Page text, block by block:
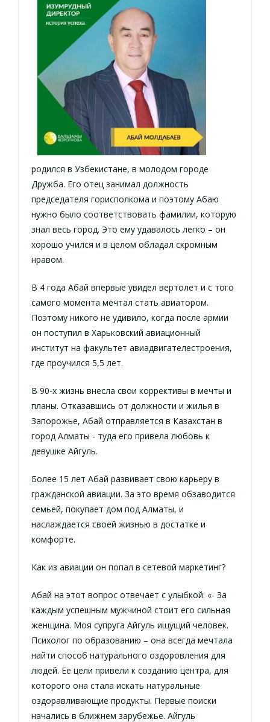
родился в Узбекистане, в молодом городе
Дружба. Его отец занимал должность
председателя горисполкома и поэтому Абаю
нужно было соответствовать фамилии, которую
знал весь город. Это ему удавалось легко – он
хорошо учился и в целом обладал скромным
нравом.
В 4 года Абай впервые увидел вертолет и с того
самого момента мечтал стать авиатором.
Поэтому никого не удивило, когда после армии
он поступил в Харьковский авиационный
институт на факультет авиадвигателестроения,
где проучился 5,5 лет.
В 90-х жизнь внесла свои коррективы в мечты и
планы. Отказавшись от должности и жилья в
Запорожье, Абай отправляется в Казахстан в
город Алматы - туда его привела любовь к
девушке Айгуль.
Более 15 лет Абай развивает свою карьеру в
гражданской авиации. За это время обзаводится
семьей, покупает дом под Алматы, и
наслаждается своей жизнью в достатке и
комфорте.
Как из авиации он попал в сетевой маркетинг?
Абай на этот вопрос отвечает с улыбкой: «- За
каждым успешным мужчиной стоит его сильная
женщина. Моя супруга Айгуль ищущий человек.
Психолог по образованию – она всегда мечтала
найти способ натурального оздоровления для
людей. Ее цели привели к созданию центра, для
которого она стала искать натуральные
оздоравливающие продукты. Первые поиски
начались в ближнем зарубежье. Айгуль